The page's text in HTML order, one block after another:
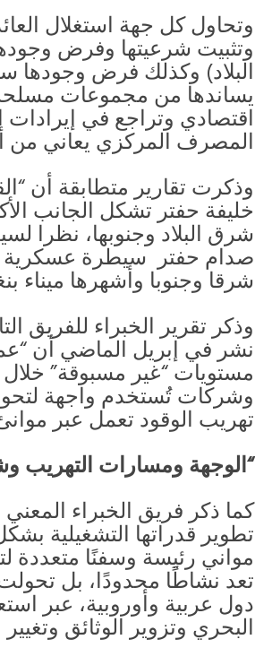
وتحاول كل جهة استغلال
وتثبيت شرعيتها وفرض
البلاد) وكذلك فرض وجودها
يساندها من مجموعات
اقتصادي وتراجع في
المصرف المركزي يعاني من
وذكرت تقارير متطابقة أن
خليفة حفتر تشكل الجانب
شرق البلاد وجنوبها، نظرا
صدام حفتر سيطرة عسكرية
شرقا وجنوبا وأشهرها ميناء
وذكر تقرير الخبراء للفريق
نشر في إبريل الماضي أن
مستويات “غير مسبوقة” خلال
وشركات تُستخدم واجهة
تهريب الوقود تعمل عبر
“الوجهة ومسارات التهريب
كما ذكر فريق الخبراء
تطوير قدراتها التشغيلية
مواني رئيسة وسفنًا متعددة
دول عربية وأوروبية، عبر
البحري وتزوير الوثائق